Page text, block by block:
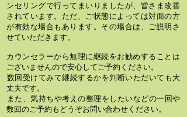
ンセリングで行ってまいりましたが、皆さま改善
されています。ただ、ご状態によっては対面の方
が有効な場合もあります。その場合は、ご説明さ
せていただきます。
カウンセラーから無理に継続をお勧めすることは
ございませんので安心してご予約ください。
​数回受けてみて継続するかを判断いただいても大
丈夫です。
​また、気持ちや考えの整理をしたいなどの一回や
数回のご予約もどうぞお問い合わせください。